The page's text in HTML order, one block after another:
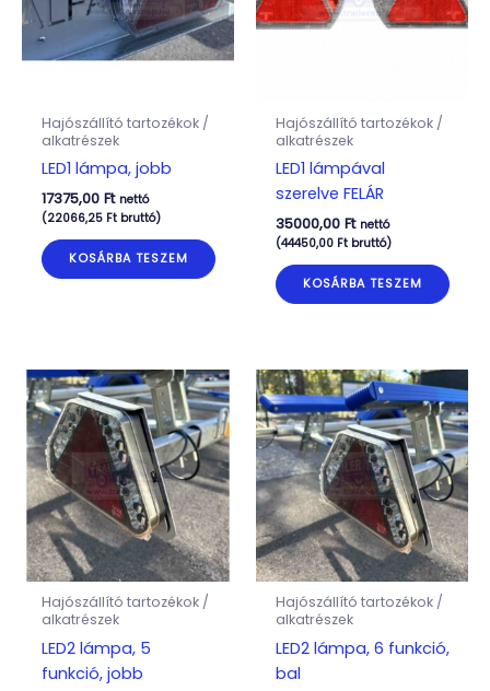
Hajószállító tartozékok /
alkatrészek
LED1 lámpa, jobb
17375,00 Ft nettó
(22066,25 Ftbruttó)
KOSÁRBA TESZEM
Hajószállító tartozékok /
alkatrészek
LED1 lámpával
szerelve FELÁR
35000,00 Ft nettó
(44450,00 Ftbruttó)
KOSÁRBA TESZEM
Hajószállító tartozékok /
alkatrészek
LED2 lámpa, 5
funkció, jobb
Hajószállító tartozékok /
alkatrészek
LED2 lámpa, 6 funkció,
bal